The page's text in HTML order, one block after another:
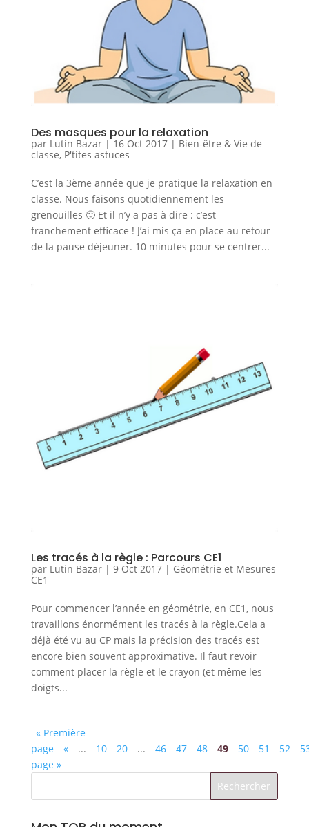
Des masques pour la relaxation
par Lutin Bazar| 16 Oct 2017| Bien-être & Vie de
classe, P'tites astuces
C’est la 3ème année que je pratique la relaxation en
classe. Nous faisons quotidiennement les
grenouilles 🙂 Et il n’y a pas à dire : c’est
franchement efficace ! J’ai mis ça en place au retour
de la pause déjeuner. 10 minutes pour se centrer...
Les tracés à la règle : Parcours CE1
par Lutin Bazar| 9 Oct 2017| Géométrie et Mesures
CE1
Pour commencer l’année en géométrie, en CE1, nous
travaillons énormément les tracés à la règle.Cela a
déjà été vu au CP mais la précision des tracés est
encore bien souvent approximative. Il faut revoir
comment placer la règle et le crayon (et même les
doigts...
« Première
page
« ... 10 20 ... 46 47 48 49 50 51 52
page »